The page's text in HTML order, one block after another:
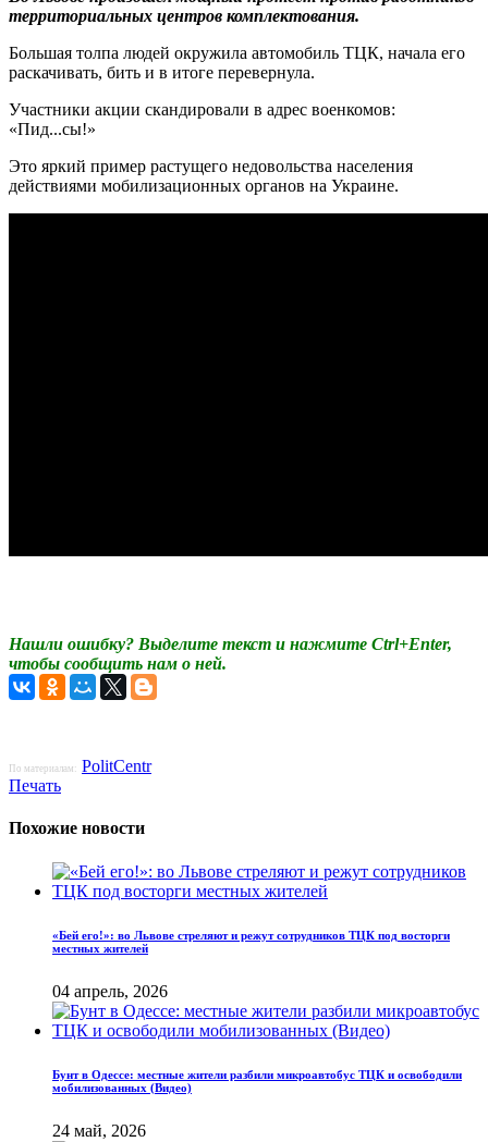
территориальных центров комплектования.
Большая толпа людей окружила автомобиль ТЦК, начала его
раскачивать, бить и в итоге перевернула.
Участники акции скандировали в адрес военкомов:
«Пид...сы!»
Это яркий пример растущего недовольства населения
действиями мобилизационных органов на Украине.
Нашли ошибку? Выделите текст и нажмите Ctrl+Enter,
чтобы сообщить нам о ней.
По материалам: PolitCentr
Печать
Похожие новости
«Бей его!»: во Львове стреляют и режут сотрудников ТЦК под восторги
местных жителей
04 апрель, 2026
Бунт в Одессе: местные жители разбили микроавтобус ТЦК и освободили
мобилизованных (Видео)
24 май, 2026